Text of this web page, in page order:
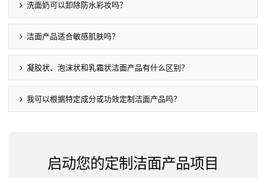
洗面奶可以卸除防水彩妆吗？
洁面产品适合敏感肌肤吗？
凝胶状、泡沫状和乳霜状洁面产品有什么区别？
我可以根据特定成分或功效定制洁面产品吗？
启动您的定制洁面产品项目